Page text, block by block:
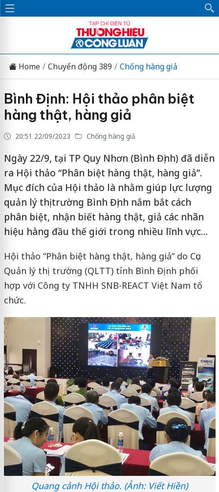
Home Chuyển động 389 Chống hàng giả
Bình Định: Hội thảo phân biệt
hàng thật, hàng giả
20:51 22/09/2023 Chống hàng giả
Ngày 22/9, tại TP Quy Nhơn (Bình Định) đã diễn
ra Hội thảo “Phân biệt hàng thật, hàng giả”.
Mục đích của Hội thảo là nhằm giúp lực lượng
quản lý thị trường Bình Định nắm bắt cách
phân biệt, nhận biết hàng thật, giả các nhãn
hiệu hàng đầu thế giới trong nhiều lĩnh vực…
Hội thảo “Phân biệt hàng thật, hàng giả” do Cục
Quản lý thị trường (QLTT) tỉnh Bình Định phối
hợp với Công ty TNHH SNB-REACT Việt Nam tổ
chức.
Quang cảnh Hội thảo. (Ảnh: Viết Hiền)